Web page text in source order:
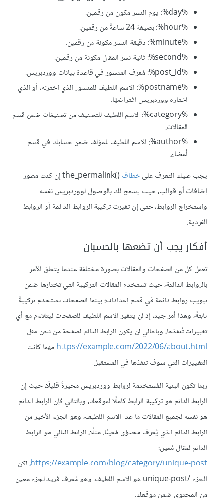
%day%: يوم النشر مكون من رقمين.
%hour%: بصيغة 24 ساعةً من رقمين.
%minute%: دقيقة النشر مكونة من رقمين.
%second%: ثانية نشر المقال مكونة من رقمين.
%post_id%: مُعرف المنشور في قاعدة بيانات ووردبريس.
%postname%: الاسم اللطيف للمنشور الذي اخترته، أو الذي
اختاره ووردبريس افتراضيًا.
%category%: الاسم اللطيف للتصنيف من تصنيفات ضمن قسم
المقالات.
%author%: الاسم اللطيف للمؤلف ضمن حسابك في قسم
أعضاء.
يجب عليك التعرف علىخطاف
()the_permalink إن كنت مطور
إضافات أو قوالب، حيث يسمح لك بالوصول لووردبريس نفسه
واستخراج الروابط، حتى إن تغيرت تركيبة الروابط الدائمة أو الروابط
الفردية.
أفكار يجب أن تضعها بالحسبان
تعمل كل من الصفحات والمقالات بصورة مختلفة عندما يتعلق الأمر
بالروابط الدائمة، حيث تستخدم المقالات التركيبة التي تختارها ضمن
تبويب روابط دائمة في قسم إعدادات؛ بينما الصفحات تستخدم تركيبةً
ثابتةً، وهذا أمر جيد، إذ لن يتغير الاسم اللطيف للصفحات ليتلاءم مع أي
تغييرات تُنفذها، وبالتالي لن يكون الرابط الدائم لصفحة من نحن مثل
https://example.com/2022/06/about.htmlمهما كانت
التغييرات التي سوف تنفذها في المستقبل.
ربما تكون البنية المُستخدمة لروابط ووردبريس محيرةً قليلًا، حيث إن
الرابط الدائم هو تركيبة الرابط كاملًا لموقعك، وبالتالي فإن الرابط الدائم
هو نفسه لجميع المقالات ما عدا الاسم اللطيف، وهو الجزء الأخير من
الرابط الدائم الذي يُعرف محتوًى مُعينًا. مثلًا، الرابط التالي هو الرابط
الدائم لمقال مُعين:
https://example.com/blog/category/unique-post، لكن
الجزء /unique-post هو الاسم اللطيف، وهو مُعرف فريد لجزء معين
من المحتوى ضمن موقعك.